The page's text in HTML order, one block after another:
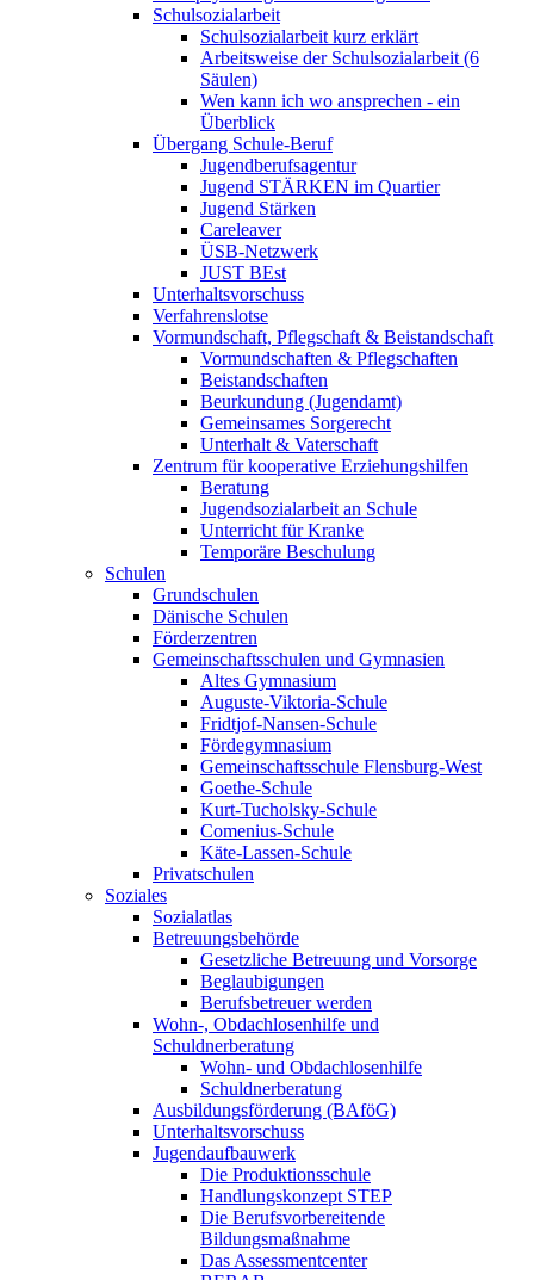
Schulsozialarbeit
Schulsozialarbeit kurz erklärt
Arbeitsweise der Schulsozialarbeit (6
Säulen)
Wen kann ich wo ansprechen - ein
Überblick
Übergang Schule-Beruf
Jugendberufsagentur
Jugend STÄRKEN im Quartier
Jugend Stärken
Careleaver
ÜSB-Netzwerk
JUST BEst
Unterhaltsvorschuss
Verfahrenslotse
Vormundschaft, Pflegschaft & Beistandschaft
Vormundschaften & Pflegschaften
Beistandschaften
Beurkundung (Jugendamt)
Gemeinsames Sorgerecht
Unterhalt & Vaterschaft
Zentrum für kooperative Erziehungshilfen
Beratung
Jugendsozialarbeit an Schule
Unterricht für Kranke
Temporäre Beschulung
Schulen
Grundschulen
Dänische Schulen
Förderzentren
Gemeinschaftsschulen und Gymnasien
Altes Gymnasium
Auguste-Viktoria-Schule
Fridtjof-Nansen-Schule
Fördegymnasium
Gemeinschaftsschule Flensburg-West
Goethe-Schule
Kurt-Tucholsky-Schule
Comenius-Schule
Käte-Lassen-Schule
Privatschulen
Soziales
Sozialatlas
Betreuungsbehörde
Gesetzliche Betreuung und Vorsorge
Beglaubigungen
Berufsbetreuer werden
Wohn-, Obdachlosenhilfe und
Schuldnerberatung
Wohn- und Obdachlosenhilfe
Schuldnerberatung
Ausbildungsförderung (BAföG)
Unterhaltsvorschuss
Jugendaufbauwerk
Die Produktionsschule
Handlungskonzept STEP
Die Berufsvorbereitende
Bildungsmaßnahme
Das Assessmentcenter